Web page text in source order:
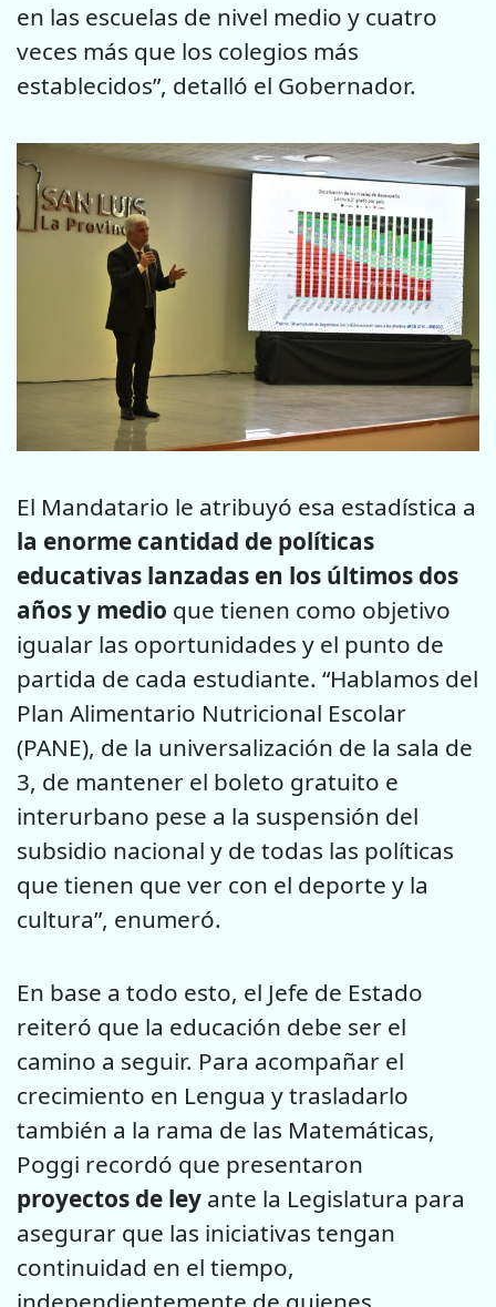
en las escuelas de nivel medio y cuatro
veces más que los colegios más
establecidos”, detalló el Gobernador.
El Mandatario le atribuyó esa estadística a
la enorme cantidad de políticas
educativas lanzadas en los últimos dos
años y medio que tienen como objetivo
igualar las oportunidades y el punto de
partida de cada estudiante. “Hablamos del
Plan Alimentario Nutricional Escolar
(PANE), de la universalización de la sala de
3, de mantener el boleto gratuito e
interurbano pese a la suspensión del
subsidio nacional y de todas las políticas
que tienen que ver con el deporte y la
cultura”, enumeró.
En base a todo esto, el Jefe de Estado
reiteró que la educación debe ser el
camino a seguir. Para acompañar el
crecimiento en Lengua y trasladarlo
también a la rama de las Matemáticas,
Poggi recordó que presentaron
proyectos de ley ante la Legislatura para
asegurar que las iniciativas tengan
continuidad en el tiempo,